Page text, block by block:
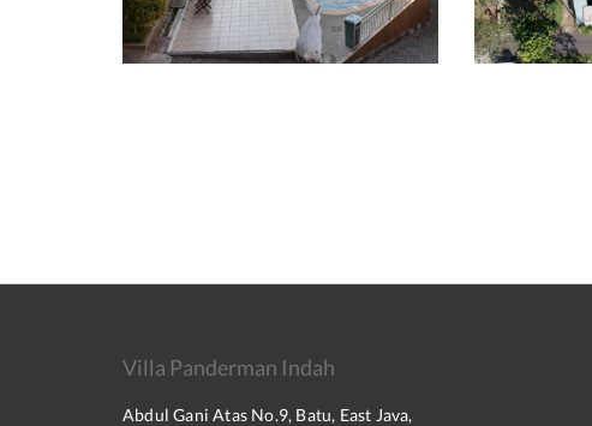
Villa Panderman Indah
Abdul Gani Atas No.9, Batu, East Java,